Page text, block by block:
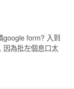
google form? 入到
因為批左個息口太